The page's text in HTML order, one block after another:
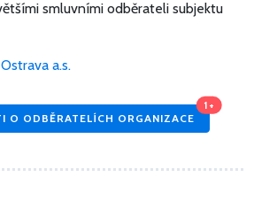
smluvními odběrateli subjektu
a.s.
O ODBĚRATELÍCH ORGANIZACE
1+